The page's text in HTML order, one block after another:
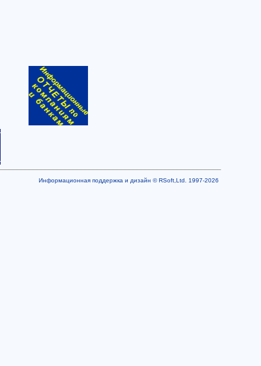
Информационная поддержка и дизайн © RSoft,Ltd. 1997-2026